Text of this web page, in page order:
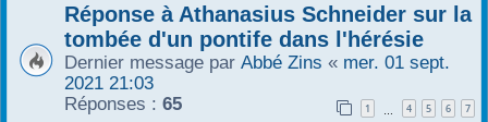
Réponse à Athanasius Schneider sur la
tombée d'un pontife dans l'hérésie
Dernier message par Abbé Zins « mer. 01 sept.
2021 21:03
Réponses : 65 1 4 5 6 7